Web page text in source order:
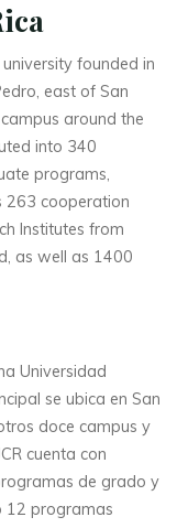
founded in
east of San
around the
into 340
programs,
263 cooperation
Institutes from
as well as 1400
Universidad
se ubica en San
doce campus y
cuenta con
de grado y
12 programas